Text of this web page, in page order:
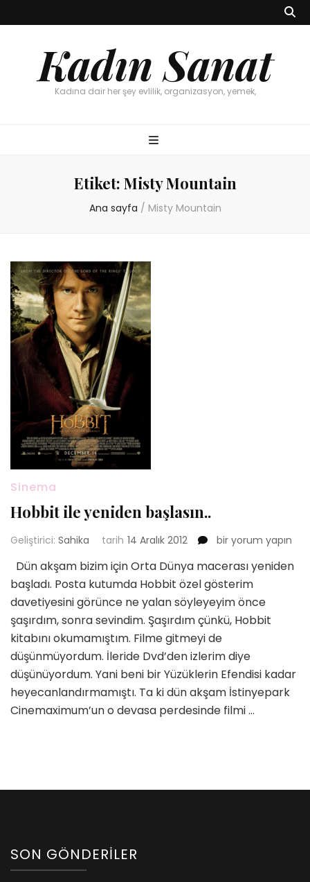
Kadın Sanat
Kadına dair her şey evlilik, organizasyon, yemek,
Etiket: Misty Mountain
Ana sayfa / Misty Mountain
Sinema
Hobbit ile yeniden başlasın..
Geliştirici: Sahika tarih 14 Aralık 2012
Hobbit
yeniden
başlasın..
için
bir yorum yapın
Dün akşam bizim için Orta Dünya macerası yeniden
başladı. Posta kutumda Hobbit özel gösterim
davetiyesini görünce ne yalan söyleyeyim önce
şaşırdım, sonra sevindim. Şaşırdım çünkü, Hobbit
kitabını okumamıştım. Filme gitmeyi de
düşünmüyordum. İleride Dvd’den izlerim diye
düşünüyordum. Yani beni bir Yüzüklerin Efendisi kadar
heyecanlandırmamıştı. Ta ki dün akşam İstinyepark
Cinemaximum’un o devasa perdesinde filmi …
SON GÖNDERILER